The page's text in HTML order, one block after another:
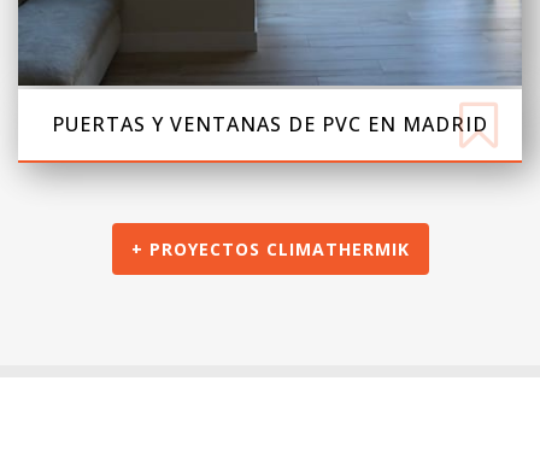
PUERTAS Y VENTANAS DE PVC EN MADRID
+ PROYECTOS CLIMATHERMIK